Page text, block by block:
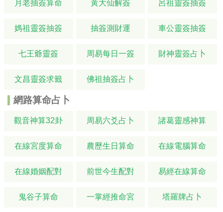
月老抽簽算命 黃大仙解簽 呂祖靈簽抽簽
媽祖靈簽抽簽 抽簽測財運 車公靈簽抽簽
七王爺靈簽 周易每日一簽 財神靈簽占卜
文昌靈簽求籤 佛祖抽簽占卜
網路算命占卜
觀音神算32卦 周易六爻占卜 諸葛靈感神算
在線宮度算命 農歷生日算命 在線電腦算命
在線婚姻配對 前世今生配對 易經在線算命
鬼谷子算命 一掌經推命宮 塔羅牌占卜